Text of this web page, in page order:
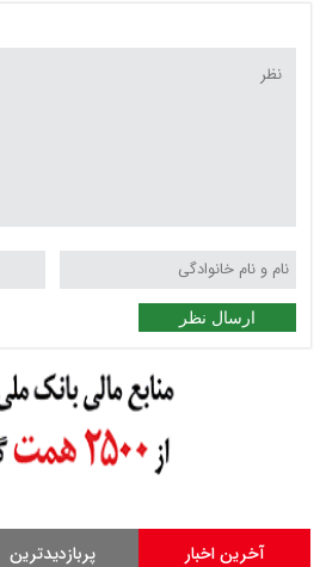
ارسال نظر
آخرین اخبار پربازدیدترین